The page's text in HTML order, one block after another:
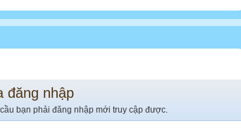
đăng nhập
bạn phải đăng nhập mới truy cập được.